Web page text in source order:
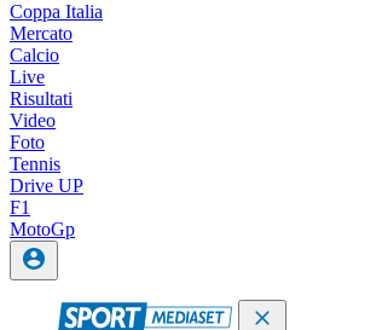
Coppa Italia
Mercato
Calcio
Live
Risultati
Video
Foto
Tennis
Drive UP
F1
MotoGp